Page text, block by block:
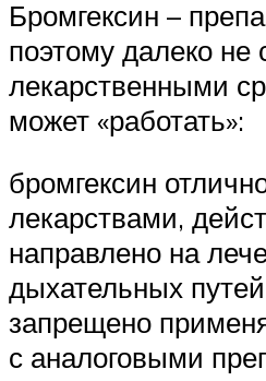
Бромгексин –
поэтому далеко не
лекарственными
может «работать»:
бромгексин
лекарствами,
направлено на
дыхательных путей
запрещено
с аналоговыми